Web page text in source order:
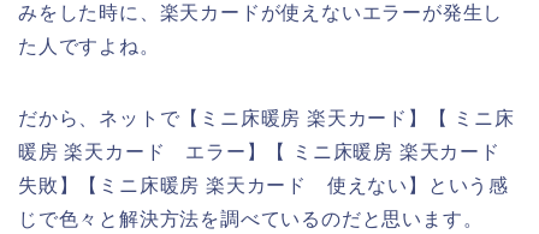
みをした時に、楽天カードが使えないエラーが発生し
た人ですよね。
だから、ネットで【ミニ床暖房 楽天カード】【 ミニ床
暖房 楽天カード エラー】【 ミニ床暖房 楽天カード
失敗】【ミニ床暖房 楽天カード 使えない】という感
じで色々と解決方法を調べているのだと思います。